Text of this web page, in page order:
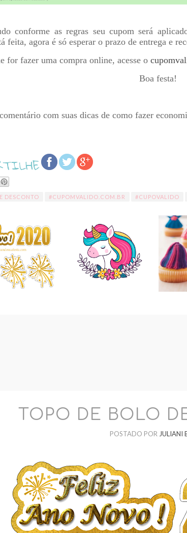
conforme as regras seu cupom será
feita, agora é só esperar o prazo de entrega e
for fazer uma compra online, acesse o
Boa festa!
com suas dicas de como fazer
DESCONTO #CUPOMVALIDO.COM.BR #CUPOVALIDO
TOPO DE BOLO
POSTADO POR JULIANI